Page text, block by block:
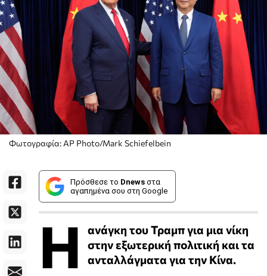
Φωτογραφία: AP Photo/Mark Schiefelbein
Πρόσθεσε το Dnews στα
αγαπημένα σου στη Google
Η
ανάγκη του Τραμπ για μια νίκη
στην εξωτερική πολιτική και τα
ανταλλάγματα για την Κίνα.